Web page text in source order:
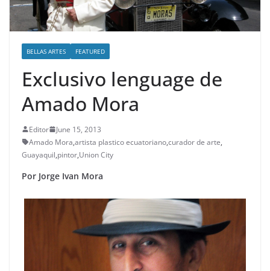
BELLAS ARTES FEATURED
Exclusivo lenguage de
Amado Mora
Editor
June 15, 2013
Amado Mora,artista plastico ecuatoriano,curador de arte,
Guayaquil,pintor,Union City
Por Jorge Ivan Mora